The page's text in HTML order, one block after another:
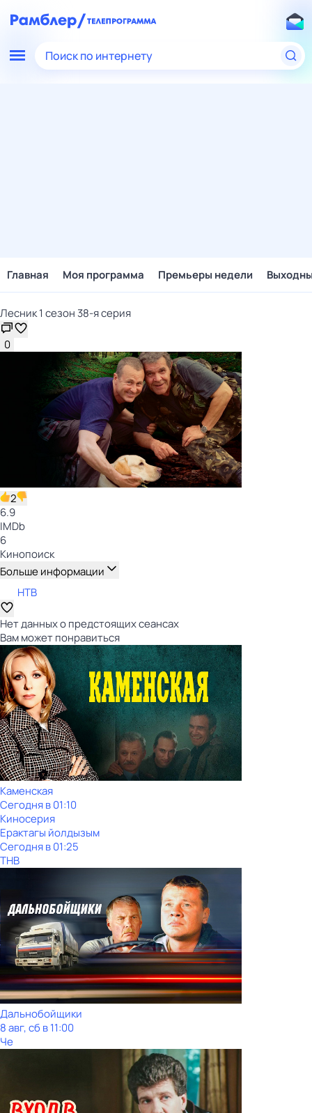
Поиск по интернету
Главная Моя программа Премьеры недели
Лесник 1 сезон 38-я серия
0
2
6.9
IMDb
6
Кинопоиск
Больше информации
НТВ
Нет данных о предстоящих сеансах
Вам может понравиться
Каменская
Сегодня в 01:10
Киносерия
Ерактагы йолдызым
Сегодня в 01:25
ТНВ
Дальнобойщики
8 авг, сб в 11:00
Че